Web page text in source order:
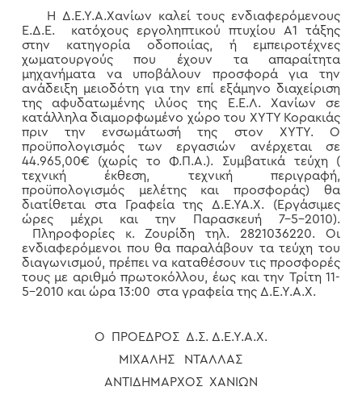
Η Δ.Ε.Υ.Α.Χανίων καλεί τους ενδιαφερόμενους
Ε.Δ.Ε. κατόχους εργοληπτικού πτυχίου Α1 τάξης
στην κατηγορία οδοποιίας, ή εμπειροτέχνες
χωματουργούς που έχουν τα απαραίτητα
μηχανήματα να υποβάλουν προσφορά για την
ανάδειξη μειοδότη για την επί εξάμηνο διαχείριση
της αφυδατωμένης ιλύος της Ε.Ε.Λ. Χανίων σε
κατάλληλα διαμορφωμένο χώρο του ΧΥΤΥ Κορακιάς
πριν την ενσωμάτωσή της στον ΧΥΤΥ. Ο
προϋπολογισμός των εργασιών ανέρχεται σε
44.965,00€ (χωρίς το Φ.Π.Α.). Συμβατικά τεύχη (
τεχνική έκθεση, τεχνική περιγραφή,
προϋπολογισμός μελέτης και προσφοράς) θα
διατίθεται στα Γραφεία της Δ.Ε.ΥΑ.Χ. (Εργάσιμες
ώρες μέχρι και την Παρασκευή 7-5-2010).
Πληροφορίες κ. Ζουρίδη τηλ. 2821036220. Οι
ενδιαφερόμενοι που θα παραλάβουν τα τεύχη του
διαγωνισμού, πρέπει να καταθέσουν τις προσφορές
τους με αριθμό πρωτοκόλλου, έως και την Τρίτη 11-
5-2010 και ώρα 13:00 στα γραφεία της Δ.Ε.Υ.Α.Χ.
Ο ΠΡΟΕΔΡΟΣ Δ.Σ. Δ.Ε.Υ.Α.Χ.
ΜΙΧΑΛΗΣ ΝΤΑΛΛΑΣ
ΑΝΤΙΔΗΜΑΡΧΟΣ ΧΑΝΙΩΝ